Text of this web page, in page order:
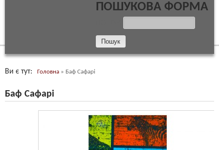
ПОШУКОВА ФОРМА
Ви є тут Головна » Баф Сафарі
Баф Сафарі